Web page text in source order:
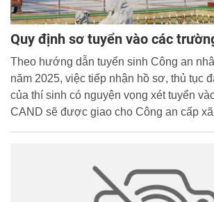
Quy định sơ tuyển vào các
Theo hướng dẫn tuyển sinh Công an
năm 2025, việc tiếp nhận hồ sơ, thủ tục
của thí sinh có nguyện vọng xét tuyển
CAND sẽ được giao cho Công an cấp